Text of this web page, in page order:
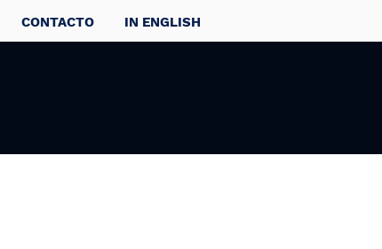
CONTACTO IN ENGLISH